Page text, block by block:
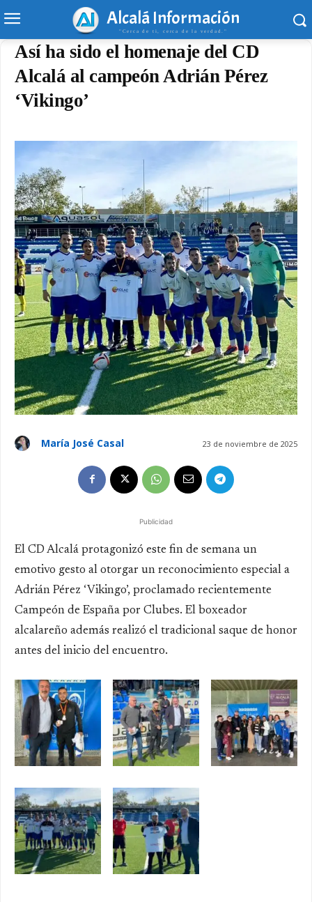
Alcalá Información
"Cerca de ti, cerca de la verdad."
Así ha sido el homenaje del CD
Alcalá al campeón Adrián Pérez
‘Vikingo’
23 de noviembre de 2025
María José Casal
Publicidad
El CD Alcalá protagonizó este fin de semana un
emotivo gesto al otorgar un reconocimiento especial a
Adrián Pérez ‘Vikingo’, proclamado recientemente
Campeón de España por Clubes. El boxeador
alcalareño además realizó el tradicional saque de honor
antes del inicio del encuentro.